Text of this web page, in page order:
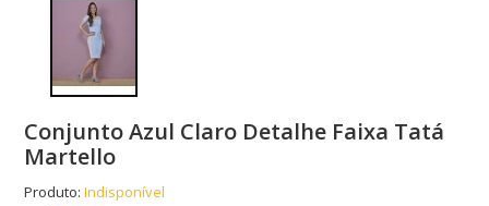
Conjunto Azul Claro Detalhe Faixa Tatá
Martello
Produto: Indisponível